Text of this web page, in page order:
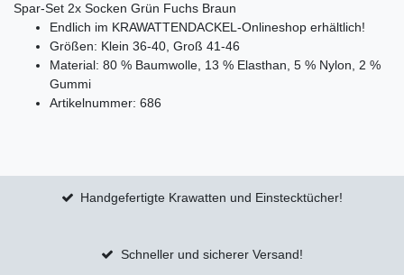
Spar-Set 2x Socken Grün Fuchs Braun
Endlich im KRAWATTENDACKEL-Onlineshop erhältlich!
Größen: Klein 36-40, Groß 41-46
Material: 80 % Baumwolle, 13 % Elasthan, 5 % Nylon, 2 %
Gummi
Artikelnummer: 686
Handgefertigte Krawatten und Einstecktücher!
Schneller und sicherer Versand!